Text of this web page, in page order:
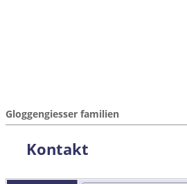
Gloggengiesser familien
Kontakt